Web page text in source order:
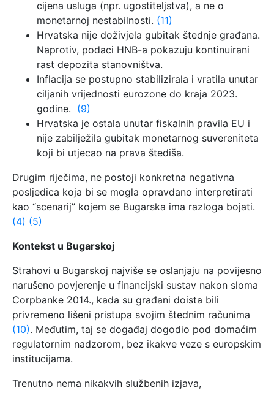
cijena usluga (npr. ugostiteljstva), a ne o
monetarnoj nestabilnosti. (11)
Hrvatska nije doživjela gubitak štednje građana.
Naprotiv, podaci HNB-a pokazuju kontinuirani
rast depozita stanovništva.
Inflacija se postupno stabilizirala i vratila unutar
ciljanih vrijednosti eurozone do kraja 2023.
godine. (9)
Hrvatska je ostala unutar fiskalnih pravila EU i
nije zabilježila gubitak monetarnog suvereniteta
koji bi utjecao na prava štediša.
Drugim riječima, ne postoji konkretna negativna
posljedica koja bi se mogla opravdano interpretirati
kao “scenarij” kojem se Bugarska ima razloga bojati.
(4) (5)
Kontekst u Bugarskoj
Strahovi u Bugarskoj najviše se oslanjaju na povijesno
narušeno povjerenje u financijski sustav nakon sloma
Corpbanke 2014., kada su građani doista bili
privremeno lišeni pristupa svojim štednim računima
(10). Međutim, taj se događaj dogodio pod domaćim
regulatornim nadzorom, bez ikakve veze s europskim
institucijama.
Trenutno nema nikakvih službenih izjava,